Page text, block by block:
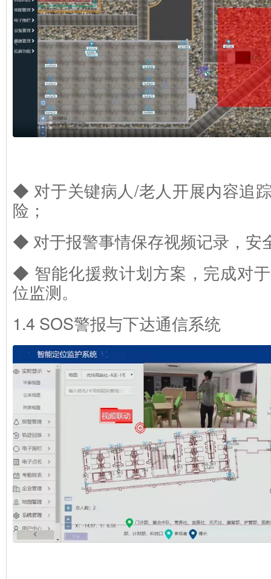
◆ 对于关键病人/老人开展内容追
险；
◆ 对于报警事情保存视频记录，安
◆ 智能化援救计划方案，完成对
位监测。
1.4 SOS警报与下达通信系统